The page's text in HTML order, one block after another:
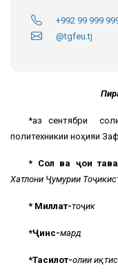
+992 99 999
@tgfeu.tj
*аз сентябри
политехникии ноҳияи
* Сол ва ҷои
Хатлони Ҷумҳурии
* Миллат-тоҷик
*Ҷинс-мард
*Таҳсилот-олии